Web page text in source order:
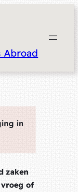
Abroad
in
zaken
vroeg of